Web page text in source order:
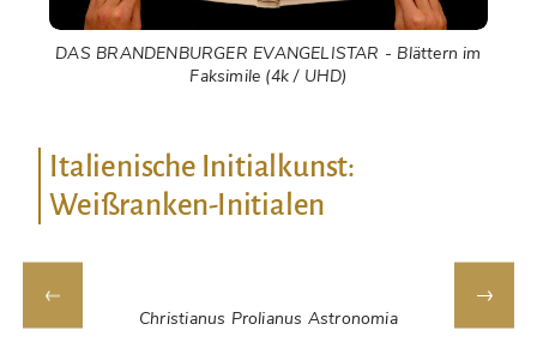
DAS BRANDENBURGER EVANGELISTAR - Blättern im
Faksimile (4k / UHD)
Italienische Initialkunst:
Weißranken-Initialen
Christianus Prolianus Astronomia